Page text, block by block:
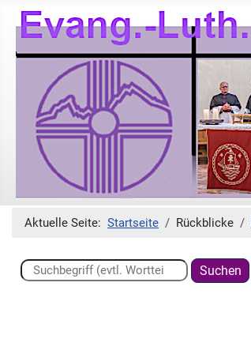
Aktuelle Seite: Startseite Rückblicke
Suchen ...
Suchen